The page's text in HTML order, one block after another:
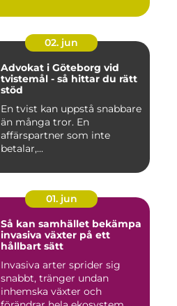
02. jun
Advokat i Göteborg vid
tvistemål - så hittar du rätt
stöd
En tvist kan uppstå snabbare
än många tror. En
affärspartner som inte
betalar,...
01. jun
Så kan samhället bekämpa
invasiva växter på ett
hållbart sätt
Invasiva arter sprider sig
snabbt, tränger undan
inhemska växter och